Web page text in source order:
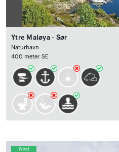
Ytre Maløya - Sør
Naturhavn
400 meter SE
Wind